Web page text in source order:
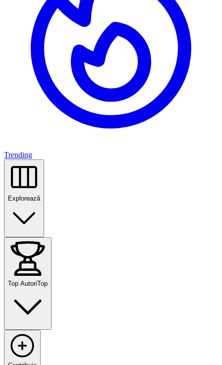
Trending
Explorează
Top AutoriTop